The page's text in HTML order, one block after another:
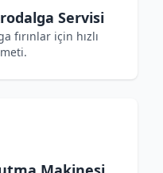
Servisi
fırınlar için hızlı